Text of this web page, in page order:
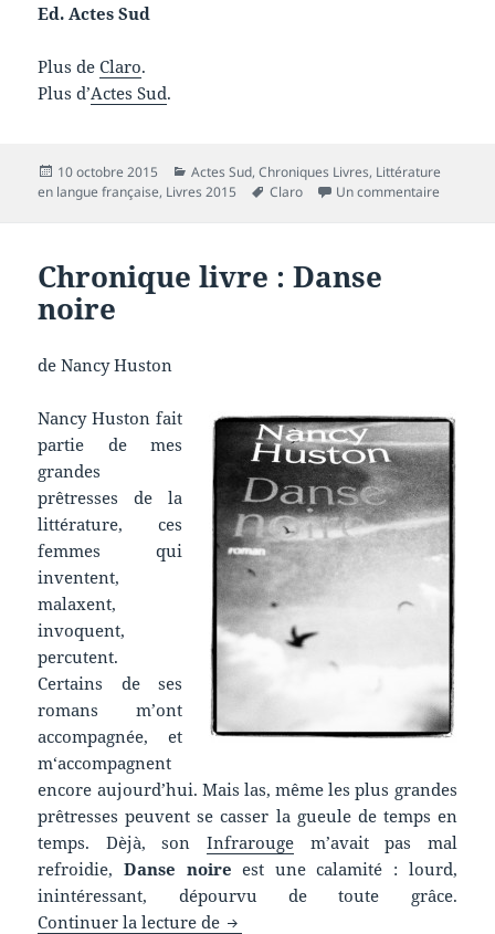
Ed. Actes Sud
Plus deClaro.
Plus d’Actes Sud.
Publié
le
10 octobre 2015 Catégories
Actes Sud,Chroniques Livres, Littérature
en langue française, Livres 2015
Mots-
Claro Un commentaire
Chronique livre : Danse
noire
de Nancy Huston
Nancy Huston fait
partie de mes
grandes
prêtresses de la
littérature, ces
femmes qui
inventent,
malaxent,
invoquent,
percutent.
Certains de ses
romans m’ont
accompagnée, et
m‘accompagnent
encore aujourd’hui. Mais las, même les plus grandes
prêtresses peuvent se casser la gueule de temps en
temps. Dèjà, son Infrarouge m’avait pas mal
refroidie,Danse noire est une calamité : lourd,
inintéressant, dépourvu de toute grâce.
Continuer la lecture de Chronique livre : Danse noire